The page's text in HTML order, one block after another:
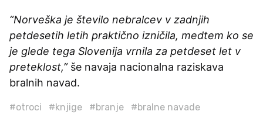
“Norveška je število nebralcev v zadnjih
petdesetih letih praktično izničila, medtem ko se
je glede tega Slovenija vrnila za petdeset let v
preteklost,”še navaja nacionalna raziskava
bralnih navad.
#otroci #knjige #branje #bralne navade